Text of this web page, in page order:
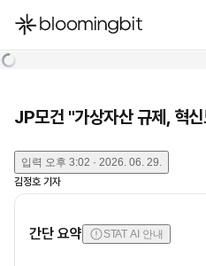
한국어
JP모건 "가상자산 규제, 혁
입력 오후 3:02 · 2026. 06. 29.
김정호 기자
간단 요약 STAT AI 안내